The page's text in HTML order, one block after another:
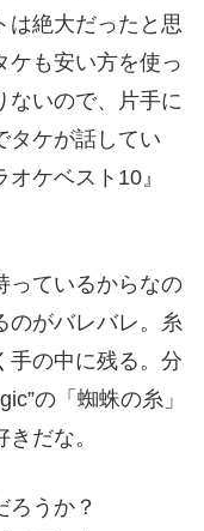
絶大だったと思
ケも安い方を使っ
ないので、片手に
タケが話してい
ケベスト10』
っているからなの
のがバレバレ。糸
手の中に残る。分
の「蜘蛛の糸」
だな。
ろうか？